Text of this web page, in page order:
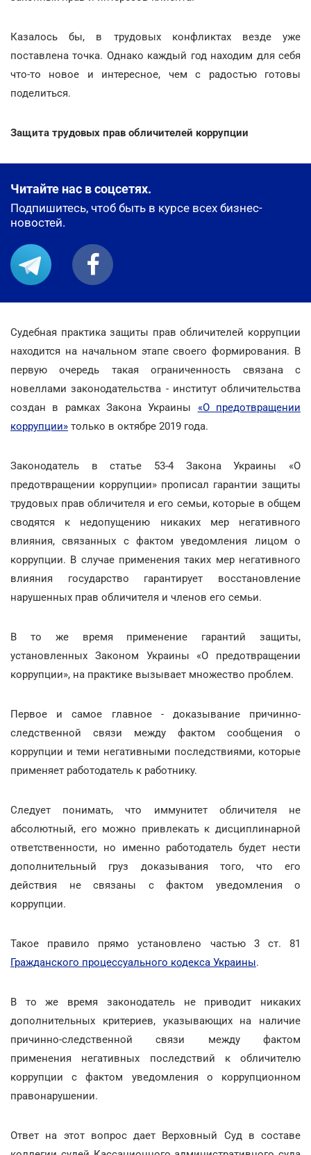
Казалось бы, в трудовых конфликтах везде уже
поставлена точка. Однако каждый год находим для себя
что-то новое и интересное, чем с радостью готовы
поделиться.
Защита трудовых прав обличителей коррупции
Читайте нас в соцсетях.
Подпишитесь, чтоб быть в курсе всех бизнес-
новостей.
Судебная практика защиты прав обличителей коррупции
находится на начальном этапе своего формирования. В
первую очередь такая ограниченность связана с
новеллами законодательства - институт обличительства
создан в рамках Закона Украины «О предотвращении
коррупции» только в октябре 2019 года.
Законодатель в статье 53-4 Закона Украины «О
предотвращении коррупции» прописал гарантии защиты
трудовых прав обличителя и его семьи, которые в общем
сводятся к недопущению никаких мер негативного
влияния, связанных с фактом уведомления лицом о
коррупции. В случае применения таких мер негативного
влияния государство гарантирует восстановление
нарушенных прав обличителя и членов его семьи.
В то же время применение гарантий защиты,
установленных Законом Украины «О предотвращении
коррупции», на практике вызывает множество проблем.
Первое и самое главное - доказывание причинно-
следственной связи между фактом сообщения о
коррупции и теми негативными последствиями, которые
применяет работодатель к работнику.
Следует понимать, что иммунитет обличителя не
абсолютный, его можно привлекать к дисциплинарной
ответственности, но именно работодатель будет нести
дополнительный груз доказывания того, что его
действия не связаны с фактом уведомления о
коррупции.
Такое правило прямо установлено частью 3 ст. 81
Гражданского процессуального кодекса Украины.
В то же время законодатель не приводит никаких
дополнительных критериев, указывающих на наличие
причинно-следственной связи между фактом
применения негативных последствий к обличителю
коррупции с фактом уведомления о коррупционном
правонарушении.
Ответ на этот вопрос дает Верховный Суд в составе